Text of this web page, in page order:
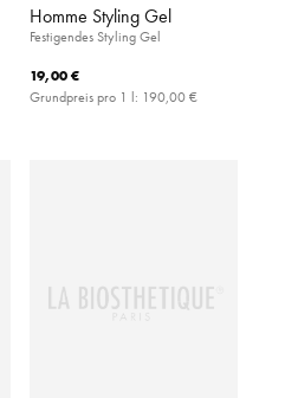
Homme Styling Gel
Festigendes Styling Gel
19,00 €
Grundpreis pro 1 l: 190,00 €